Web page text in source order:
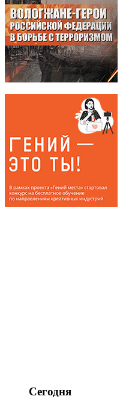
Сегодня